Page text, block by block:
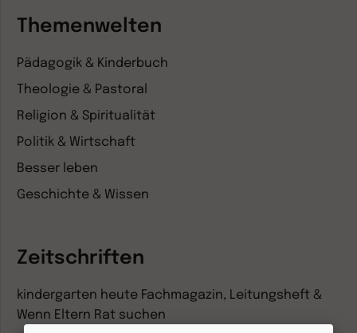
Themenwelten
Pädagogik & Kinderbuch
Theologie & Pastoral
Religion & Spiritualität
Politik & Wirtschaft
Besser leben
Geschichte & Wissen
Zeitschriften
kindergarten heute Fachmagazin, Leitungsheft &
Wenn Eltern Rat suchen